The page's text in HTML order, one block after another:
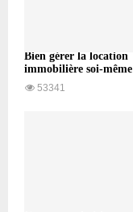
Bien gérer la location
immobilière soi-même
53341